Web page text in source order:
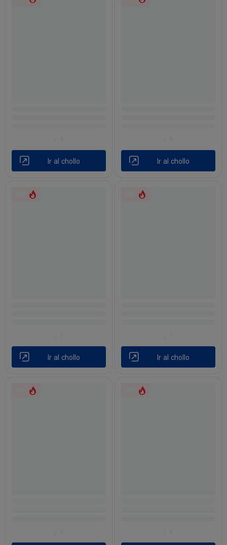
Ir al chollo Ir al chollo
Ir al chollo Ir al chollo